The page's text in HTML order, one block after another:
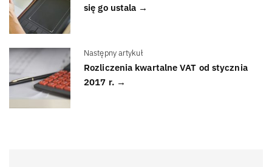
się go ustala →
Następny artykuł
Rozliczenia kwartalne VAT od stycznia
2017 r. →